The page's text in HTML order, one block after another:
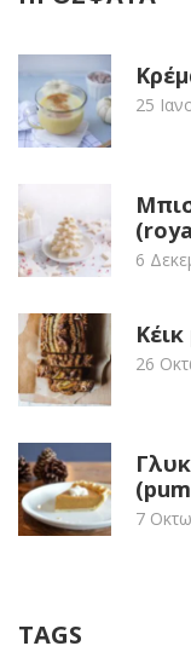
25
6
26
7
TAGS